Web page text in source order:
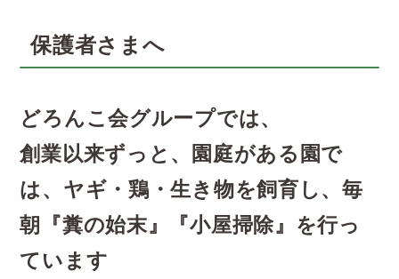
保護者さまへ
どろんこ会グループでは、
創業以来ずっと、園庭がある園で
は、ヤギ・鶏・生き物を飼育し、毎
朝『糞の始末』『小屋掃除』を行っ
ています